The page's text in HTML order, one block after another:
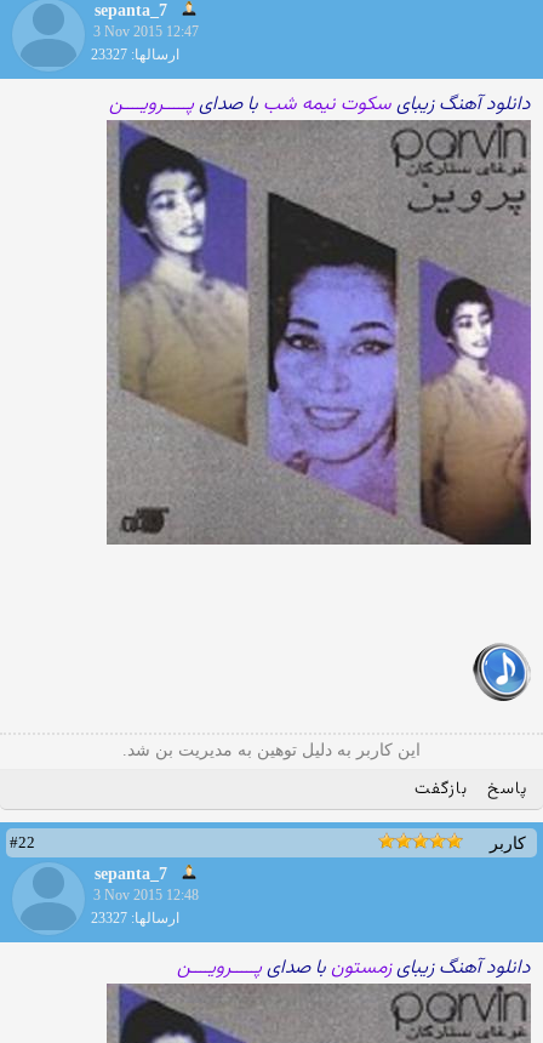
sepanta_7
3 Nov 2015 12:47
ارسالها: 23327
دانلود آهنگ زیبایسکوت نیمه شب با صدایپـــــرویــــن
این کاربر به دلیل توهین به مدیریت بن شد.
پاسخ بازگفت
کاربر
#22
sepanta_7
3 Nov 2015 12:48
ارسالها: 23327
دانلود آهنگ زیبایزمستون با صدایپـــــرویــــن